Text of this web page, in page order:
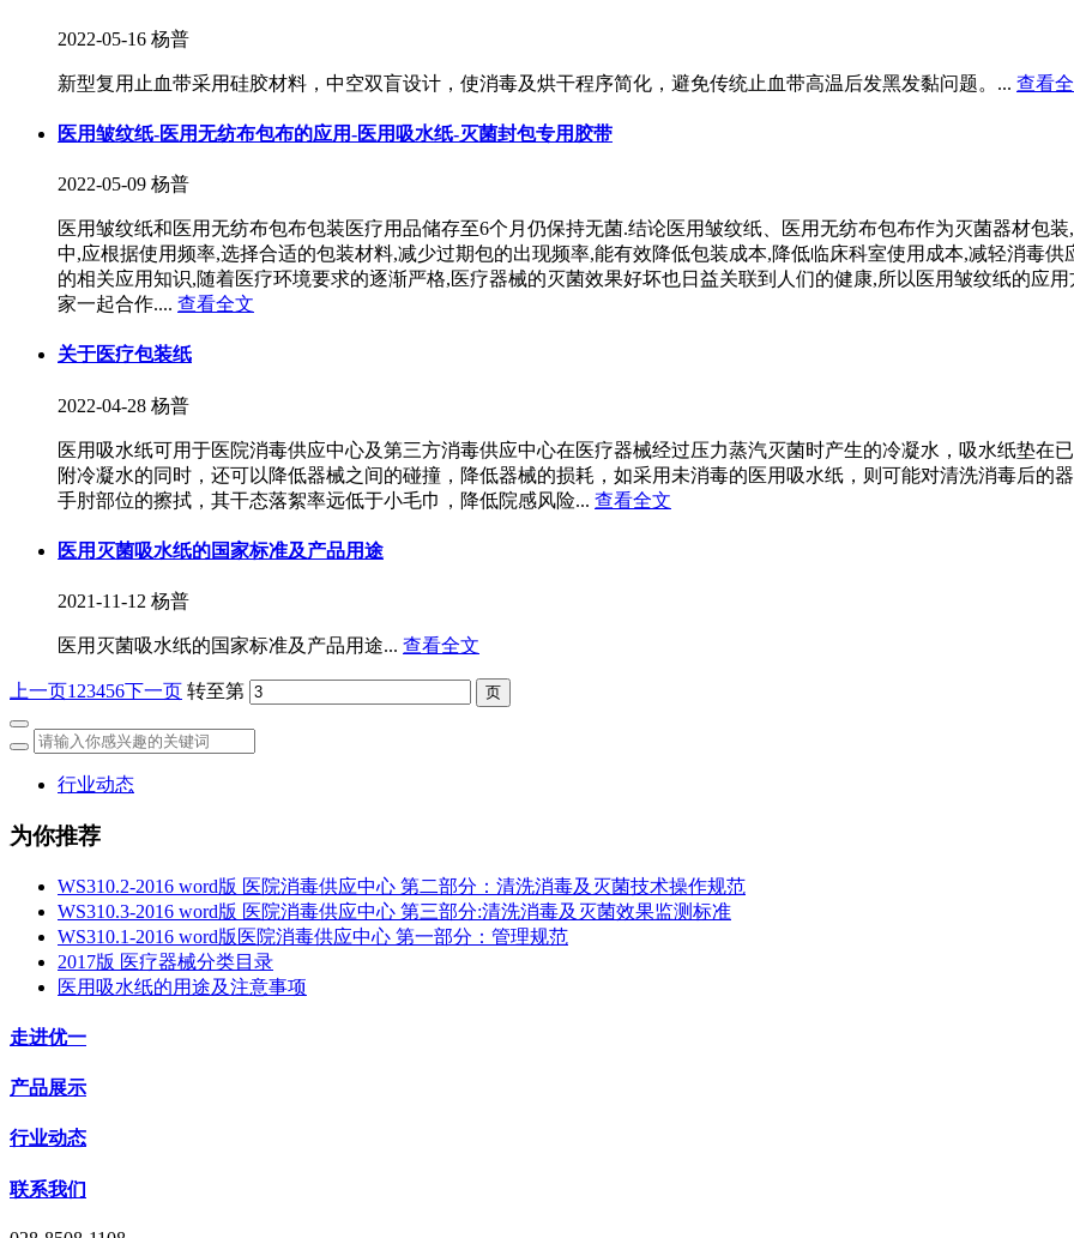
2022-05-16 杨普
新型复用止血带采用硅胶材料，中空双盲设计，使消毒及烘干程序简化，避免传统止血带高温后发黑发黏问题。... 查看
​医用皱纹纸-医用无纺布包布的应用-医用吸水纸-灭菌封包专用胶带
2022-05-09 杨普
医用皱纹纸和医用无纺布包布包装医疗用品储存至6个月仍保持无菌.结论医用皱纹纸、医用无纺布包布作为灭菌器材包
中,应根据使用频率,选择合适的包装材料,减少过期包的出现频率,能有效降低包装成本,降低临床科室使用成本,减轻消毒
的相关应用知识,随着医疗环境要求的逐渐严格,医疗器械的灭菌效果好坏也日益关联到人们的健康,所以医用皱纹纸的应
家一起合作.... 查看全文
关于医疗包装纸
2022-04-28 杨普
医用吸水纸可用于医院消毒供应中心及第三方消毒供应中心在医疗器械经过压力蒸汽灭菌时产生的冷凝水，吸水纸垫在
附冷凝水的同时，还可以降低器械之间的碰撞，降低器械的损耗，如采用未消毒的医用吸水纸，则可能对清洗消毒后的
手肘部位的擦拭，其干态落絮率远低于小毛巾，降低院感风险... 查看全文
医用灭菌吸水纸的国家标准及产品用途
2021-11-12 杨普
医用灭菌吸水纸的国家标准及产品用途... 查看全文
上一页1 23456下一页 转至第
行业动态
为你推荐
WS310.2-2016 word版 医院消毒供应中心 第二部分：清洗消毒及灭菌技术操作规范
WS310.3-2016 word版 医院消毒供应中心 第三部分:清洗消毒及灭菌效果监测标准
WS310.1-2016 word版医院消毒供应中心 第一部分：管理规范
2017版 医疗器械分类目录
医用吸水纸的用途及注意事项
走进优一
产品展示
行业动态
联系我们